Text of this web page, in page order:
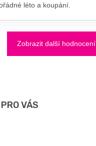
léto a koupání.
Zobrazit další hodnocení
VÁS